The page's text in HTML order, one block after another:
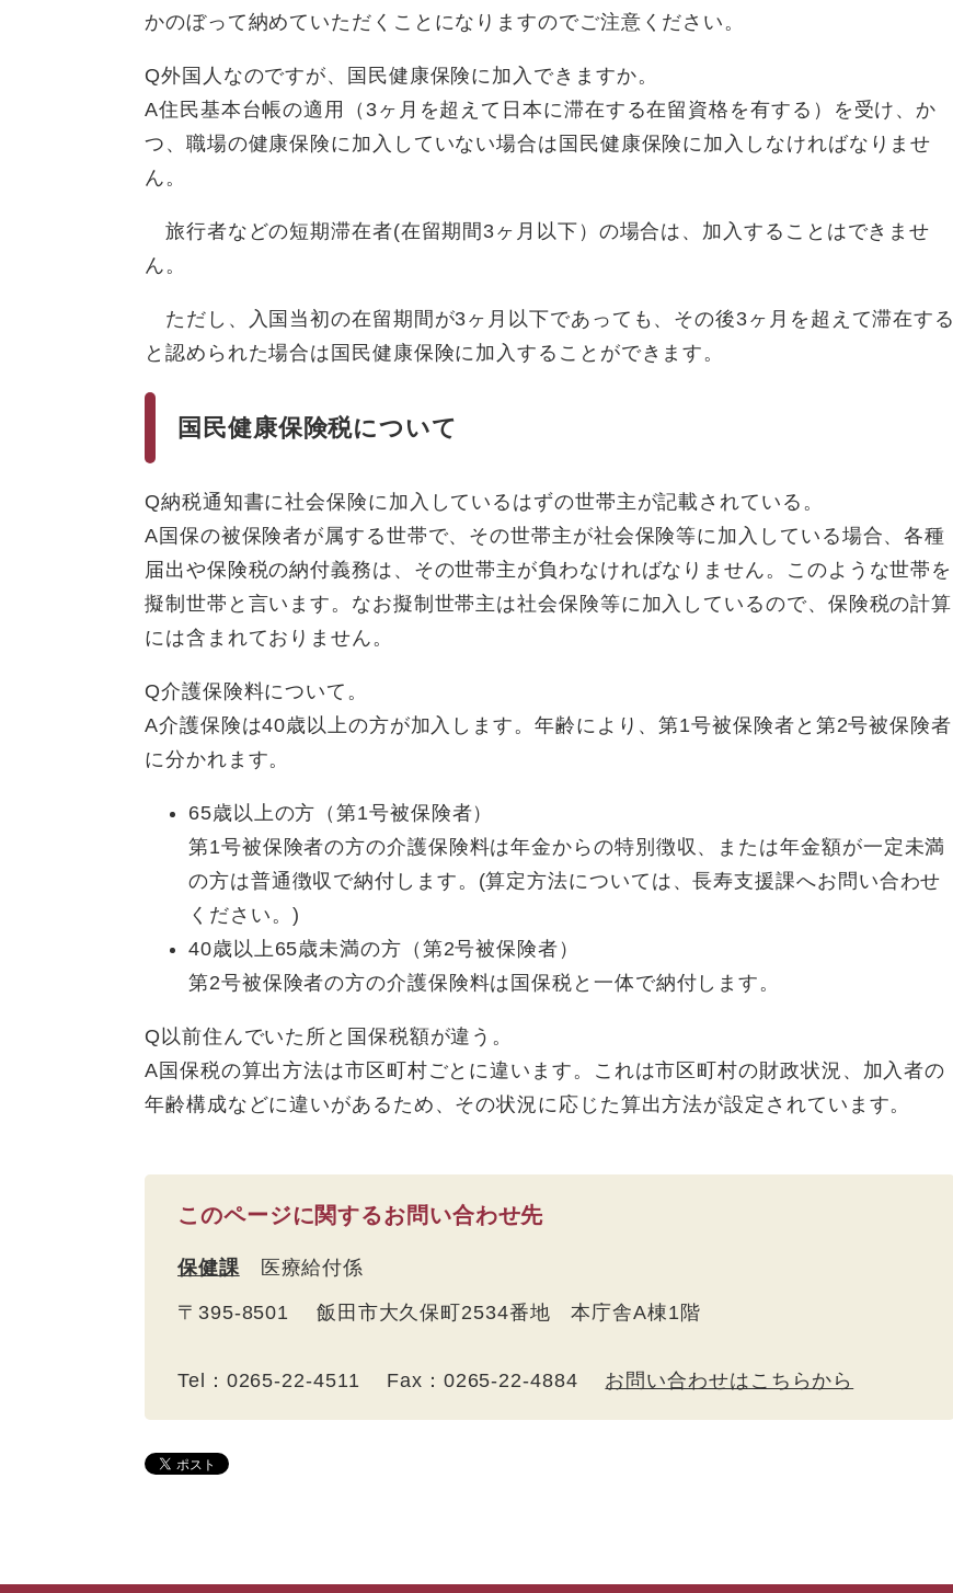
かのぼって納めていただくことになりますのでご注意ください。
Q外国人なのですが、国民健康保険に加入できますか。
A住民基本台帳の適用（3ヶ月を超えて日本に滞在する在留資格を有する）を受け、か
つ、職場の健康保険に加入していない場合は国民健康保険に加入しなければなりませ
ん。
旅行者などの短期滞在者(在留期間3ヶ月以下）の場合は、加入することはできませ
ん。
ただし、入国当初の在留期間が3ヶ月以下であっても、その後3ヶ月を超えて滞在する
と認められた場合は国民健康保険に加入することができます。
国民健康保険税について
Q納税通知書に社会保険に加入しているはずの世帯主が記載されている。
A国保の被保険者が属する世帯で、その世帯主が社会保険等に加入している場合、各種
届出や保険税の納付義務は、その世帯主が負わなければなりません。このような世帯を
擬制世帯と言います。なお擬制世帯主は社会保険等に加入しているので、保険税の計算
には含まれておりません。
Q介護保険料について。
A介護保険は40歳以上の方が加入します。年齢により、第1号被保険者と第2号被保険者
に分かれます。
65歳以上の方（第1号被保険者）
第1号被保険者の方の介護保険料は年金からの特別徴収、または年金額が一定未満
の方は普通徴収で納付します。(算定方法については、長寿支援課へお問い合わせ
ください。)
40歳以上65歳未満の方（第2号被保険者）
第2号被保険者の方の介護保険料は国保税と一体で納付します。
Q以前住んでいた所と国保税額が違う。
A国保税の算出方法は市区町村ごとに違います。これは市区町村の財政状況、加入者の
年齢構成などに違いがあるため、その状況に応じた算出方法が設定されています。
このページに関するお問い合わせ先
保健課医療給付係
〒395-8501 飯田市大久保町2534番地 本庁舎A棟1階
Tel：0265-22-4511 Fax：0265-22-4884 お問い合わせはこちらから